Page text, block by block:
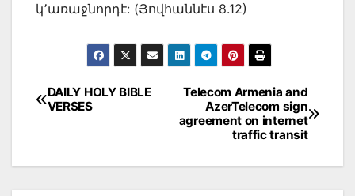
կ՚առաջնորդէ: (Յովհաննէս 8.12)
Post
navigation
Telecom Armenia and
AzerTelecom sign
agreement on internet
traffic transit
DAILY HOLY BIBLE
VERSES